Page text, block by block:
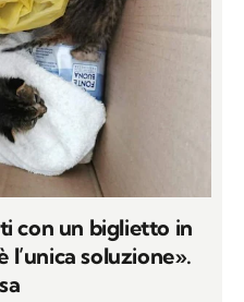
con un biglietto in
l’unica soluzione».